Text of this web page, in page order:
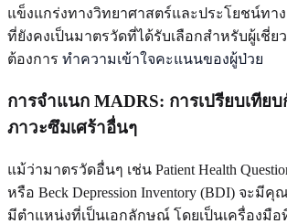
แข็งแกร่งทางวิทยาศาสตร์และประโยชน์ทา
ที่ยังคงเป็นมาตรวัดที่ได้รับเลือกสำหรับผู้เชี่
ต้องการ ทำความเข้าใจคะแนนของผู้ป่วย
การจำแนก MADRS: การเปรียบเทีย
ภาวะซึมเศร้าอื่นๆ
แม้ว่ามาตรวัดอื่นๆ เช่น Patient Health
หรือ Beck Depression Inventory (BDI) จะมี
มีตำแหน่งที่เป็นเอกลักษณ์ โดยเป็นเครื่องมือ